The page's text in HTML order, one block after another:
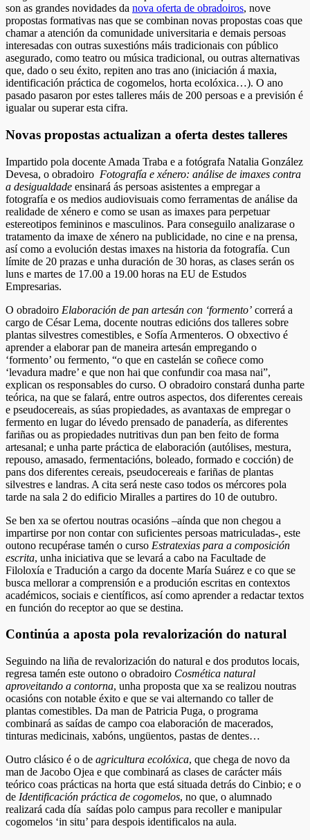
son as grandes novidades da nova oferta de obradoiros, nove
propostas formativas nas que se combinan novas propostas coas que
chamar a atención da comunidade universitaria e demais persoas
interesadas con outras suxestións máis tradicionais con público
asegurado, como teatro ou música tradicional, ou outras alternativas
que, dado o seu éxito, repiten ano tras ano (iniciación á maxia,
identificación práctica de cogomelos, horta ecolóxica…). O ano
pasado pasaron por estes talleres máis de 200 persoas e a previsión é
igualar ou superar esta cifra.
Novas propostas actualizan a oferta destes talleres
Impartido pola docente Amada Traba e a fotógrafa Natalia González
Devesa, o obradoiro Fotografía e xénero: análise de imaxes contra
a desigualdade ensinará ás persoas asistentes a empregar a
fotografía e os medios audiovisuais como ferramentas de análise da
realidade de xénero e como se usan as imaxes para perpetuar
estereotipos femininos e masculinos. Para conseguilo analizarase o
tratamento da imaxe de xénero na publicidade, no cine e na prensa,
así como a evolución destas imaxes na historia da fotografía. Cun
límite de 20 prazas e unha duración de 30 horas, as clases serán os
luns e martes de 17.00 a 19.00 horas na EU de Estudos
Empresarias.
O obradoiro Elaboración de pan artesán con ‘formento’ correrá a
cargo de César Lema, docente noutras edicións dos talleres sobre
plantas silvestres comestibles, e Sofía Armenteros. O obxectivo é
aprender a elaborar pan de maneira artesán empregando o
‘formento’ ou fermento, “o que en castelán se coñece como
‘levadura madre’ e que non hai que confundir coa masa nai”,
explican os responsables do curso. O obradoiro constará dunha parte
teórica, na que se falará, entre outros aspectos, dos diferentes cereais
e pseudocereais, as súas propiedades, as avantaxas de empregar o
fermento en lugar do lévedo prensado de panadería, as diferentes
fariñas ou as propiedades nutritivas dun pan ben feito de forma
artesanal; e unha parte práctica de elaboración (autólises, mestura,
repouso, amasado, fermentacións, boleado, formado e cocción) de
pans dos diferentes cereais, pseudocereais e fariñas de plantas
silvestres e landras. A cita será neste caso todos os mércores pola
tarde na sala 2 do edificio Miralles a partires do 10 de outubro.
Se ben xa se ofertou noutras ocasións –aínda que non chegou a
impartirse por non contar con suficientes persoas matriculadas-, este
outono recupérase tamén o curso Estratexias para a composición
escrita, unha iniciativa que se levará a cabo na Facultade de
Filoloxía e Tradución a cargo da docente María Suárez e co que se
busca mellorar a comprensión e a produción escritas en contextos
académicos, sociais e científicos, así como aprender a redactar textos
en función do receptor ao que se destina.
Continúa a aposta pola revalorización do natural
Seguindo na liña de revalorización do natural e dos produtos locais,
regresa tamén este outono o obradoiro Cosmética natural
aproveitando a contorna, unha proposta que xa se realizou noutras
ocasións con notable éxito e que se vai alternando co taller de
plantas comestibles. Da man de Patricia Puga, o programa
combinará as saídas de campo coa elaboración de macerados,
tinturas medicinais, xabóns, ungüentos, pastas de dentes…
Outro clásico é o de agricultura ecolóxica, que chega de novo da
man de Jacobo Ojea e que combinará as clases de carácter máis
teórico coas prácticas na horta que está situada detrás do Cinbio; e o
de Identificación práctica de cogomelos, no que, o alumnado
realizará cada día saídas polo campus para recoller e manipular
cogomelos ‘in situ’ para despois identificalos na aula.